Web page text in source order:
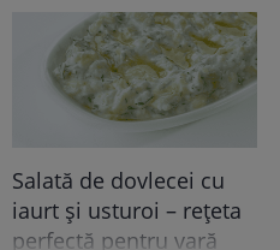
Salată de dovlecei cu
iaurt și usturoi – rețeta
perfectă pentru vară